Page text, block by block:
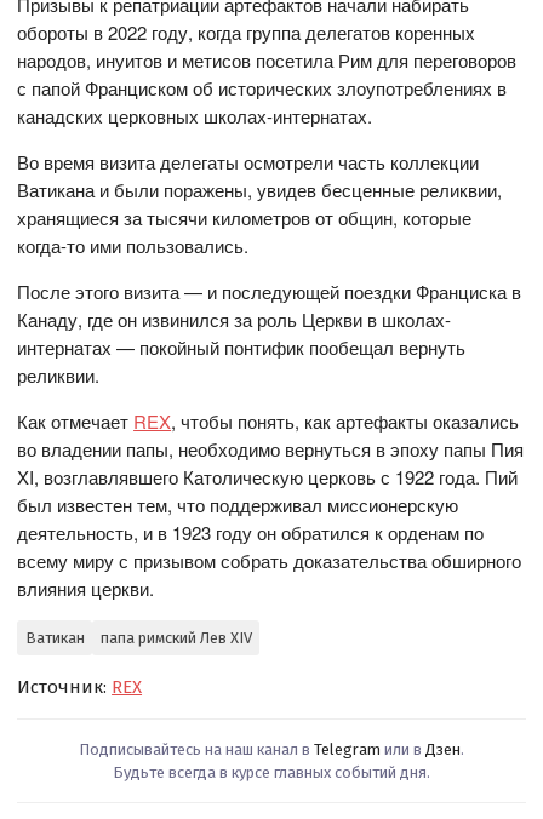
обороты в 2022 году, когда группа делегатов коренных
народов, инуитов и метисов посетила Рим для переговоров
с папой Франциском об исторических злоупотреблениях в
канадских церковных школах-интернатах.
Во время визита делегаты осмотрели часть коллекции
Ватикана и были поражены, увидев бесценные реликвии,
хранящиеся за тысячи километров от общин, которые
когда-то ими пользовались.
После этого визита — и последующей поездки Франциска в
Канаду, где он извинился за роль Церкви в школах-
интернатах — покойный понтифик пообещал вернуть
реликвии.
Как отмечает REX, чтобы понять, как артефакты оказались
во владении папы, необходимо вернуться в эпоху папы Пия
XI, возглавлявшего Католическую церковь с 1922 года. Пий
был известен тем, что поддерживал миссионерскую
деятельность, и в 1923 году он обратился к орденам по
всему миру с призывом собрать доказательства обширного
влияния церкви.
Ватикан папа римский Лев XIV
Источник: REX
Подписывайтесь на наш канал в Telegram или в Дзен.
Будьте всегда в курсе главных событий дня.